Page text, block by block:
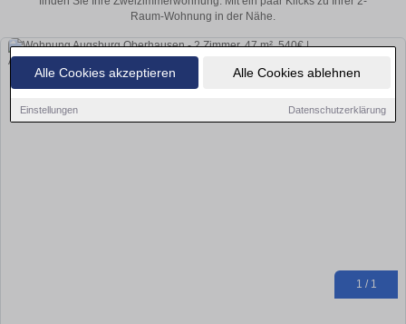
Alle Cookies akzeptieren Alle Cookies ablehnen
Einstellungen Datenschutzerklärung
Raum-Wohnung in der Nähe.
1 / 1